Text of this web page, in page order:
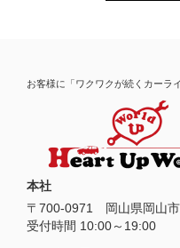
お客様に「ワクワクが続くカーラ
本社
〒 700-0971 岡山県岡山市
受付時間 10:00～19:00